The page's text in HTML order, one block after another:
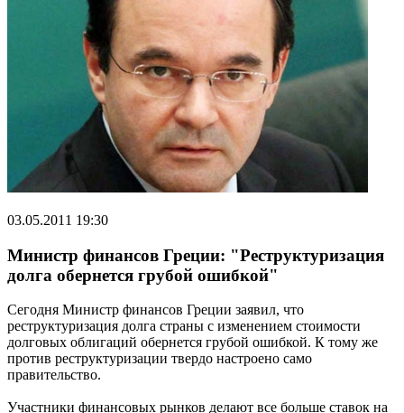
03.05.2011 19:30
Министр финансов Греции: "Реструктуризация
долга обернется грубой ошибкой"
Сегодня Министр финансов Греции заявил, что
реструктуризация долга страны с изменением стоимости
долговых облигаций обернется грубой ошибкой. К тому же
против реструктуризации твердо настроено само
правительство.
Участники финансовых рынков делают все больше ставок на